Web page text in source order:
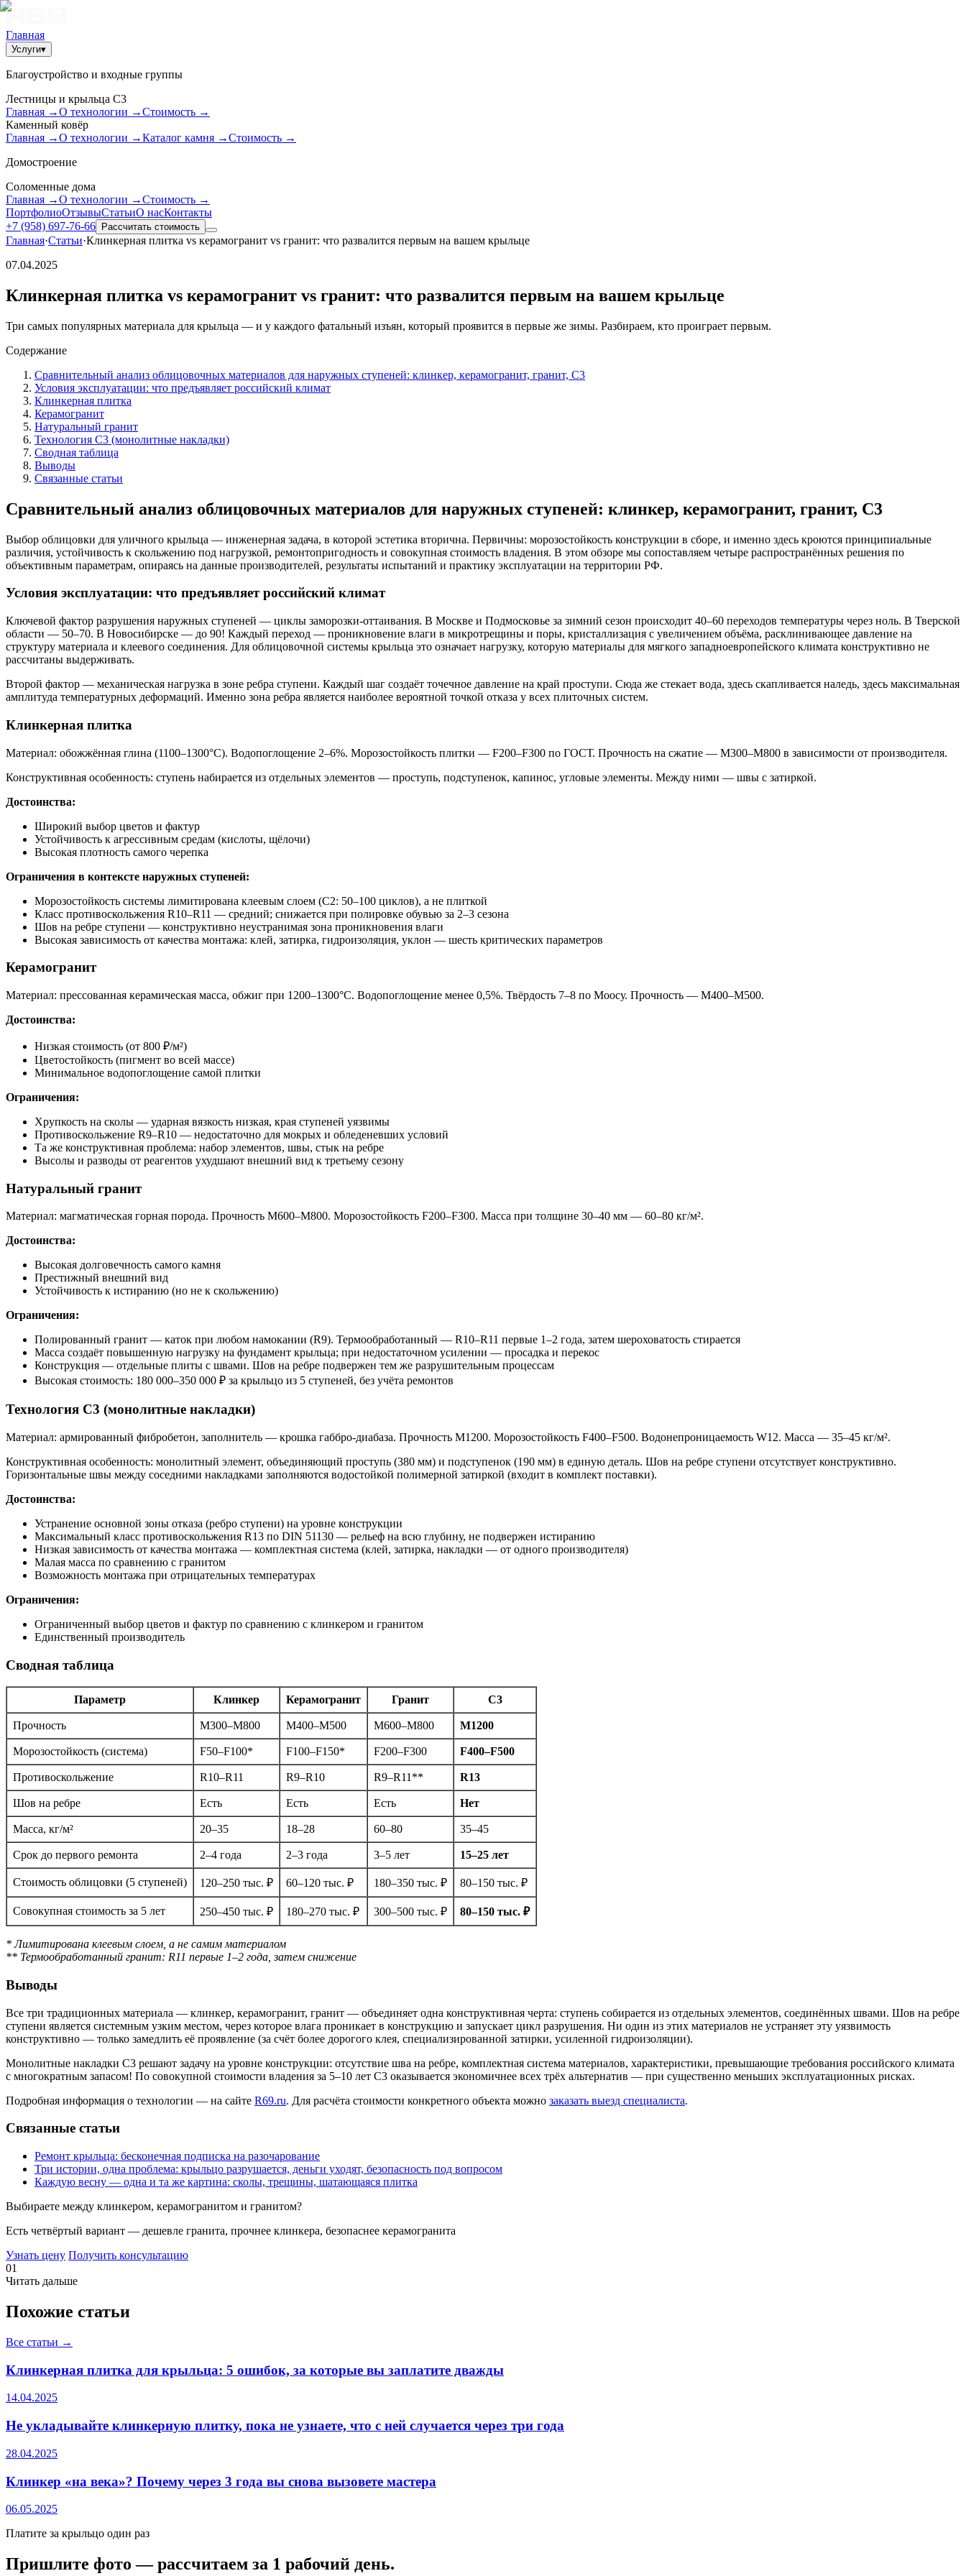
Главная
Услуги▾
Благоустройство и входные группы
Лестницы и крыльца С3
Главная →О технологии →Стоимость →
Каменный ковёр
Главная →О технологии →Каталог камня →Стоимость →
Домостроение
Соломенные дома
Главная →О технологии →Стоимость →
ПортфолиоОтзывыСтатьиО насКонтакты
+7 (958) 697-76-66
Рассчитать стоимость
Главная·Статьи·Клинкерная плитка vs керамогранит vs гранит: что развалится первым на вашем крыльце
07.04.2025
Клинкерная плитка vs керамогранит vs гранит: что развалится первым на вашем крыльце
Три самых популярных материала для крыльца — и у каждого фатальный изъян, который проявится в первые же зимы. Разбираем, кто проиграет первым.
Содержание
Сравнительный анализ облицовочных материалов для наружных ступеней: клинкер, керамогранит, гранит, С3
Условия эксплуатации: что предъявляет российский климат
Клинкерная плитка
Керамогранит
Натуральный гранит
Технология С3 (монолитные накладки)
Сводная таблица
Выводы
Связанные статьи
Сравнительный анализ облицовочных материалов для наружных ступеней: клинкер, керамогранит, гранит, С3
Выбор облицовки для уличного крыльца — инженерная задача, в которой эстетика вторична. Первичны: морозостойкость конструкции в сборе, и именно здесь кроются принципиальные
различия, устойчивость к скольжению под нагрузкой, ремонтопригодность и совокупная стоимость владения. В этом обзоре мы сопоставляем четыре распространённых решения по
объективным параметрам, опираясь на данные производителей, результаты испытаний и практику эксплуатации на территории РФ.
Условия эксплуатации: что предъявляет российский климат
Ключевой фактор разрушения наружных ступеней — циклы заморозки-оттаивания. В Москве и Подмосковье за зимний сезон происходит 40–60 переходов температуры через ноль. В Тверской
области — 50–70. В Новосибирске — до 90! Каждый переход — проникновение влаги в микротрещины и поры, кристаллизация с увеличением объёма, расклинивающее давление на
структуру материала и клеевого соединения. Для облицовочной системы крыльца это означает нагрузку, которую материалы для мягкого западноевропейского климата конструктивно не
рассчитаны выдерживать.
Второй фактор — механическая нагрузка в зоне ребра ступени. Каждый шаг создаёт точечное давление на край проступи. Сюда же стекает вода, здесь скапливается наледь, здесь максимальная
амплитуда температурных деформаций. Именно зона ребра является наиболее вероятной точкой отказа у всех плиточных систем.
Клинкерная плитка
Материал: обожжённая глина (1100–1300°C). Водопоглощение 2–6%. Морозостойкость плитки — F200–F300 по ГОСТ. Прочность на сжатие — М300–М800 в зависимости от производителя.
Конструктивная особенность: ступень набирается из отдельных элементов — проступь, подступенок, капинос, угловые элементы. Между ними — швы с затиркой.
Достоинства:
Широкий выбор цветов и фактур
Устойчивость к агрессивным средам (кислоты, щёлочи)
Высокая плотность самого черепка
Ограничения в контексте наружных ступеней:
Морозостойкость системы лимитирована клеевым слоем (С2: 50–100 циклов), а не плиткой
Класс противоскольжения R10–R11 — средний; снижается при полировке обувью за 2–3 сезона
Шов на ребре ступени — конструктивно неустранимая зона проникновения влаги
Высокая зависимость от качества монтажа: клей, затирка, гидроизоляция, уклон — шесть критических параметров
Керамогранит
Материал: прессованная керамическая масса, обжиг при 1200–1300°C. Водопоглощение менее 0,5%. Твёрдость 7–8 по Моосу. Прочность — М400–М500.
Достоинства:
Низкая стоимость (от 800 ₽/м²)
Цветостойкость (пигмент во всей массе)
Минимальное водопоглощение самой плитки
Ограничения:
Хрупкость на сколы — ударная вязкость низкая, края ступеней уязвимы
Противоскольжение R9–R10 — недостаточно для мокрых и обледеневших условий
Та же конструктивная проблема: набор элементов, швы, стык на ребре
Высолы и разводы от реагентов ухудшают внешний вид к третьему сезону
Натуральный гранит
Материал: магматическая горная порода. Прочность М600–М800. Морозостойкость F200–F300. Масса при толщине 30–40 мм — 60–80 кг/м².
Достоинства:
Высокая долговечность самого камня
Престижный внешний вид
Устойчивость к истиранию (но не к скольжению)
Ограничения:
Полированный гранит — каток при любом намокании (R9). Термообработанный — R10–R11 первые 1–2 года, затем шероховатость стирается
Масса создаёт повышенную нагрузку на фундамент крыльца; при недостаточном усилении — просадка и перекос
Конструкция — отдельные плиты с швами. Шов на ребре подвержен тем же разрушительным процессам
Высокая стоимость: 180 000–350 000 ₽ за крыльцо из 5 ступеней, без учёта ремонтов
Технология С3 (монолитные накладки)
Материал: армированный фибробетон, заполнитель — крошка габбро-диабаза. Прочность М1200. Морозостойкость F400–F500. Водонепроницаемость W12. Масса — 35–45 кг/м².
Конструктивная особенность: монолитный элемент, объединяющий проступь (380 мм) и подступенок (190 мм) в единую деталь. Шов на ребре ступени отсутствует конструктивно.
Горизонтальные швы между соседними накладками заполняются водостойкой полимерной затиркой (входит в комплект поставки).
Достоинства:
Устранение основной зоны отказа (ребро ступени) на уровне конструкции
Максимальный класс противоскольжения R13 по DIN 51130 — рельеф на всю глубину, не подвержен истиранию
Низкая зависимость от качества монтажа — комплектная система (клей, затирка, накладки — от одного производителя)
Малая масса по сравнению с гранитом
Возможность монтажа при отрицательных температурах
Ограничения:
Ограниченный выбор цветов и фактур по сравнению с клинкером и гранитом
Единственный производитель
Сводная таблица
Параметр Клинкер Керамогранит Гранит С3
Прочность М300–М800 М400–М500 М600–М800 М1200
Морозостойкость (система) F50–F100* F100–F150* F200–F300 F400–F500
Противоскольжение R10–R11 R9–R10 R9–R11** R13
Шов на ребре Есть Есть Есть Нет
Масса, кг/м² 20–35 18–28 60–80 35–45
Срок до первого ремонта 2–4 года 2–3 года 3–5 лет 15–25 лет
Стоимость облицовки (5 ступеней) 120–250 тыс. ₽ 60–120 тыс. ₽ 180–350 тыс. ₽ 80–150 тыс. ₽
Совокупная стоимость за 5 лет 250–450 тыс. ₽ 180–270 тыс. ₽ 300–500 тыс. ₽ 80–150 тыс. ₽
* Лимитирована клеевым слоем, а не самим материалом
** Термообработанный гранит: R11 первые 1–2 года, затем снижение
Выводы
Все три традиционных материала — клинкер, керамогранит, гранит — объединяет одна конструктивная черта: ступень собирается из отдельных элементов, соединённых швами. Шов на ребре
ступени является системным узким местом, через которое влага проникает в конструкцию и запускает цикл разрушения. Ни один из этих материалов не устраняет эту уязвимость
конструктивно — только замедлить её проявление (за счёт более дорогого клея, специализированной затирки, усиленной гидроизоляции).
Монолитные накладки С3 решают задачу на уровне конструкции: отсутствие шва на ребре, комплектная система материалов, характеристики, превышающие требования российского климата
с многократным запасом! По совокупной стоимости владения за 5–10 лет С3 оказывается экономичнее всех трёх альтернатив — при существенно меньших эксплуатационных рисках.
Подробная информация о технологии — на сайте R69.ru. Для расчёта стоимости конкретного объекта можно заказать выезд специалиста.
Связанные статьи
Ремонт крыльца: бесконечная подписка на разочарование
Три истории, одна проблема: крыльцо разрушается, деньги уходят, безопасность под вопросом
Каждую весну — одна и та же картина: сколы, трещины, шатающаяся плитка
Выбираете между клинкером, керамогранитом и гранитом?
Есть четвёртый вариант — дешевле гранита, прочнее клинкера, безопаснее керамогранита
Узнать цену Получить консультацию
01
Читать дальше
Похожие статьи
Все статьи →
Клинкерная плитка для крыльца: 5 ошибок, за которые вы заплатите дважды
14.04.2025
Не укладывайте клинкерную плитку, пока не узнаете, что с ней случается через три года
28.04.2025
Клинкер «на века»? Почему через 3 года вы снова вызовете мастера
06.05.2025
Платите за крыльцо один раз
Пришлите фото — рассчитаем за 1 рабочий день.